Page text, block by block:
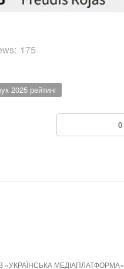
175
2025 рейтинг
«УКРАЇНСЬКА МЕДІАПЛАТФОРМА»